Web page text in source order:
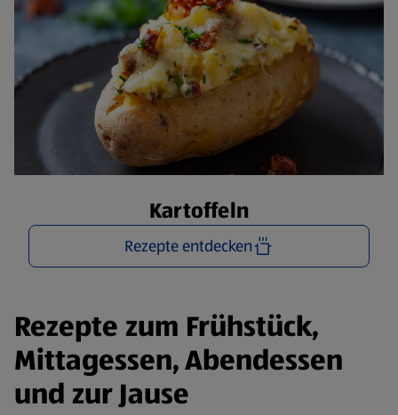
Kartoffeln
Rezepte entdecken
Rezepte zum Frühstück,
Mittagessen, Abendessen
und zur Jause